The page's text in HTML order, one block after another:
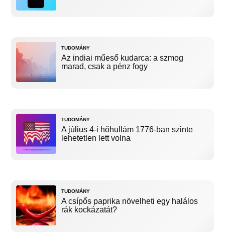
TUDOMÁNY
Az indiai műeső kudarca: a szmog
marad, csak a pénz fogy
TUDOMÁNY
A július 4-i hőhullám 1776-ban szinte
lehetetlen lett volna
TUDOMÁNY
A csípős paprika növelheti egy halálos
rák kockázatát?